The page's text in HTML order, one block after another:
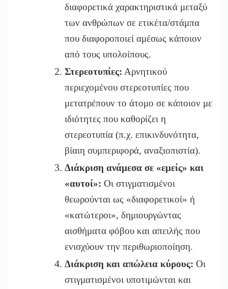
διαφορετικά χαρακτηριστικά μεταξύ
των ανθρώπων σε ετικέτα/στάμπα
που διαφοροποιεί αμέσως κάποιον
από τους υπολοίπους.
Στερεοτυπίες: Αρνητικού
περιεχομένου στερεοτυπίες που
μετατρέπουν το άτομο σε κάποιον με
ιδιότητες που καθορίζει η
στερεοτυπία (π.χ. επικινδυνότητα,
βίαιη συμπεριφορά, αναξιοπιστία).
Διάκριση ανάμεσα σε «εμείς» και
«αυτοί»: Οι στιγματισμένοι
θεωρούνται ως «διαφορετικοί» ή
«κατώτεροι», δημιουργώντας
αισθήματα φόβου και απειλής που
ενισχύουν την περιθωριοποίηση.
Διάκριση και απώλεια κύρους: Οι
στιγματισμένοι υποτιμώνται και